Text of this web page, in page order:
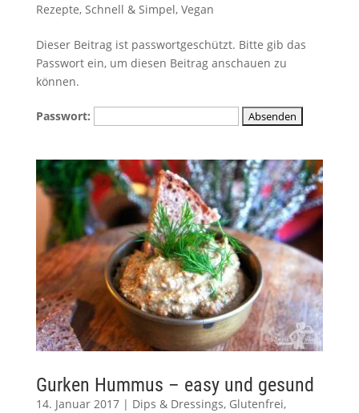
Rezepte, Schnell & Simpel, Vegan
Dieser Beitrag ist passwortgeschützt. Bitte gib das
Passwort ein, um diesen Beitrag anschauen zu
können.
Passwort:
Gurken Hummus – easy und gesund
14. Januar 2017| Dips & Dressings, Glutenfrei,